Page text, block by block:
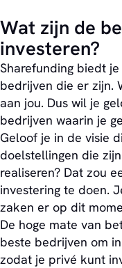
Wat zijn de
investeren?
Sharefunding biedt
bedrijven die er zijn.
aan jou. Dus wil je
bedrijven waarin je
Geloof je in de visie
doelstellingen die
realiseren? Dat zou
investering te doen.
zaken er op dit
De hoge mate van
beste bedrijven om
zodat je privé kunt